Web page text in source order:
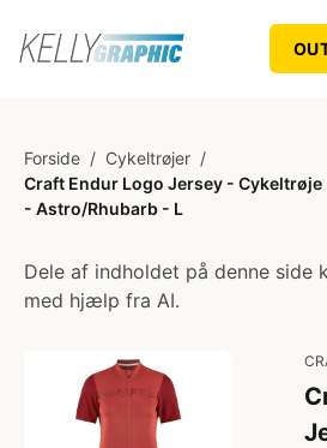
Forside / Cykeltrøjer /
Craft Endur Logo Jersey -
- Astro/Rhubarb - L
Dele af indholdet på denne side
med hjælp fra AI.